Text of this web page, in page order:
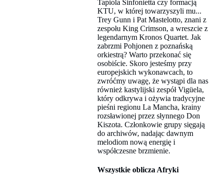
Tapiola Sinfonietta czy formacją
KTU, w której towarzyszyli mu...
Trey Gunn i Pat Mastelotto, znani z
zespołu King Crimson, a wreszcie z
legendarnym Kronos Quartet. Jak
zabrzmi Pohjonen z poznańską
orkiestrą? Warto przekonać się
osobiście. Skoro jesteśmy przy
europejskich wykonawcach, to
zwróćmy uwagę, że wystąpi dla nas
również kastylijski zespół Vigüela,
który odkrywa i ożywia tradycyjne
pieśni regionu La Mancha, krainy
rozsławionej przez słynnego Don
Kiszota. Członkowie grupy sięgają
do archiwów, nadając dawnym
melodiom nową energię i
współczesne brzmienie.
Wszystkie oblicza Afryki